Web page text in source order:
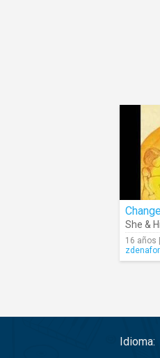
She &
16 años
Idioma: